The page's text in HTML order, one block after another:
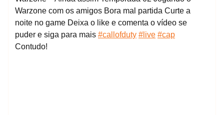
Warzone com os amigos Bora mal partida Curte a
noite no game Deixa o like e comenta o vídeo se
puder e siga para mais #callofduty #live #cap
Contudo!